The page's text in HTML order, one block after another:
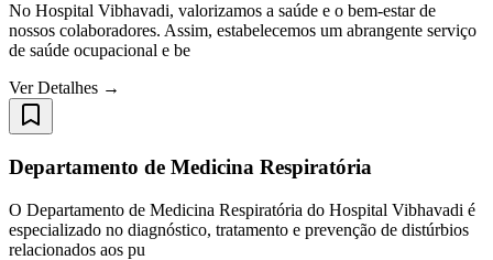
No Hospital Vibhavadi, valorizamos a saúde e o bem-estar de
nossos colaboradores. Assim, estabelecemos um abrangente serviço
de saúde ocupacional e be
Ver Detalhes →
Departamento de Medicina Respiratória
O Departamento de Medicina Respiratória do Hospital Vibhavadi é
especializado no diagnóstico, tratamento e prevenção de distúrbios
relacionados aos pu